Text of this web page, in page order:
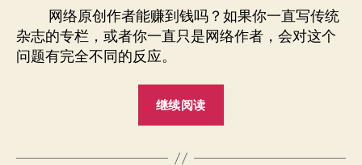
户
升
者
期
创
作
者
网络原创作者能赚到钱吗？如果你一直写传统
杂志的专栏，或者你一直只是网络作者，会对这个
问题有完全不同的反应。
继续阅读
创